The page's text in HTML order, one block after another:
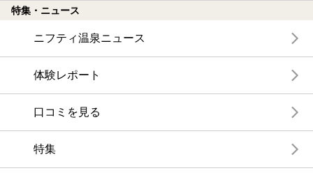
特集・ニュース
ニフティ温泉ニュース
体験レポート
口コミを見る
特集